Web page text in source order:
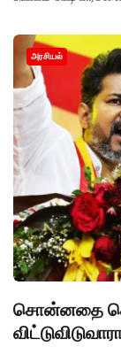
அரசியல்
சொன்னதை